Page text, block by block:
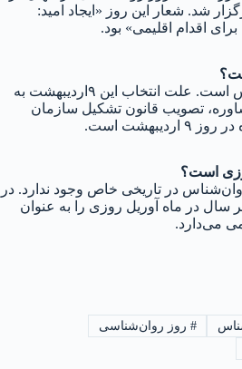
۲۱ آوریل ۲۰۲۲ برگزار شد. شعار این روز «ایجاد امید:
اقدام اقلیمی» بود.
نهم اردیبهشت روز روانشناس است. علت انتخاب این ۹اردیبهشت به
تصویب قانون تشکیل سازمان
است.
است؟
در تاریخی خاص وجود ندارد. در
در ماه آوریل روزی را به عنوان
می‌دارد.
# روز روان‌شناسی